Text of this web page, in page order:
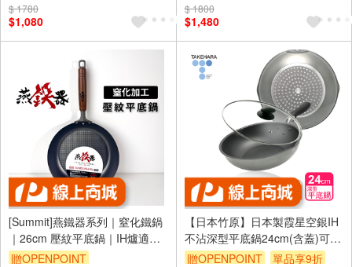
$ 1780
$1,080
$ 1800
$1,480
[Summit]燕鐵器系列｜窒化鐵鍋
｜26cm 壓紋平底鍋｜IH爐適用
｜
贈OPENPOINT
【日本竹原】日本製霞星空銀IH
不沾深型平底鍋24cm(含蓋)可用
金屬鏟/不挑爐具
贈OPENPOINT
單品享9折